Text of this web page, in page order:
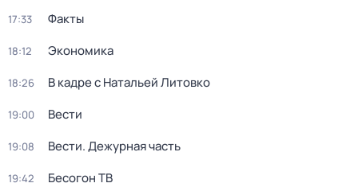
17:33 Факты
18:12 Экономика
18:26 В кадре с Натальей Литовко
19:00 Вести
19:08 Вести. Дежурная часть
19:42 Бесогон ТВ